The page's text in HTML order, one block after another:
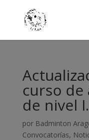
curso
de nivel I.
por Badminton
Convocatorías,